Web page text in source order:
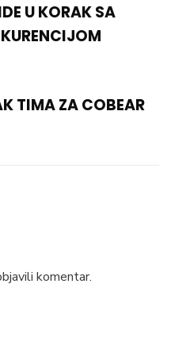
U KORAK SA
TIMA ZA COBEAR
komentar.